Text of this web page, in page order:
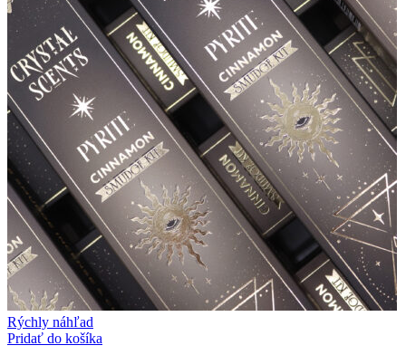
Rýchly náhľad
Pridať do košíka